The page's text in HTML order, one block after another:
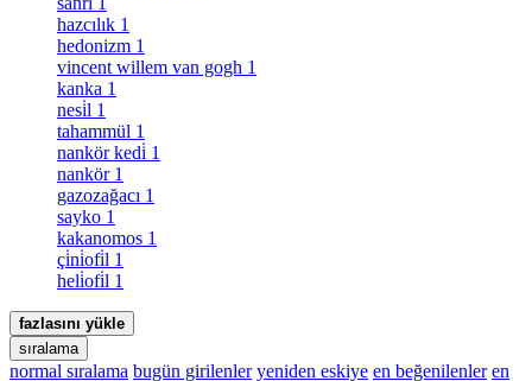
hazcılık 1
hedonizm 1
vincent willem van gogh 1
kanka 1
nesi̇l 1
tahammül 1
nankör kedi̇ 1
nankör 1
gazozağacı 1
sayko 1
kakanomos 1
çi̇ni̇ofi̇l 1
heli̇ofi̇l 1
fazlasını yükle
sıralama
normal sıralama bugün girilenler yeniden eskiye en beğenilenler en